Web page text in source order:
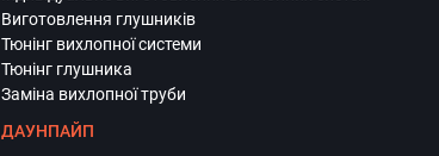
Виготовлення глушників
Тюнінг вихлопної системи
Тюнінг глушника
Заміна вихлопної труби
ДАУНПАЙП